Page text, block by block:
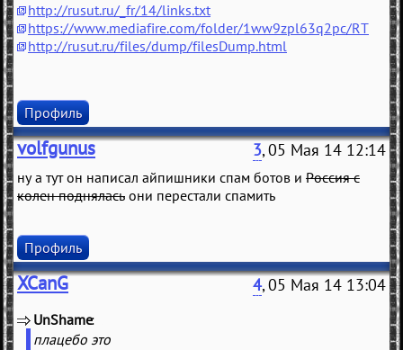
http://rusut.ru/_fr/14/links.txt
https://www.mediafire.com/folder/1ww9zpl63q2pc/RT
http://rusut.ru/files/dump/filesDump.html
Профиль
volfgunus 3, 05 Мая 14 12:14
ну а тут он написал айпишники спам ботов и Россия с
колен поднялась они перестали спамить
Профиль
XCanG 4, 05 Мая 14 13:04
UnShame
плацебо это